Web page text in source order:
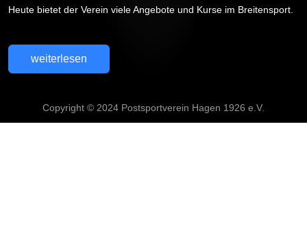
Heute bietet der Verein viele Angebote und Kurse im Breitensport.
weiterlesen
Copyright © 2024 Postsportverein Hagen 1926 e.V.